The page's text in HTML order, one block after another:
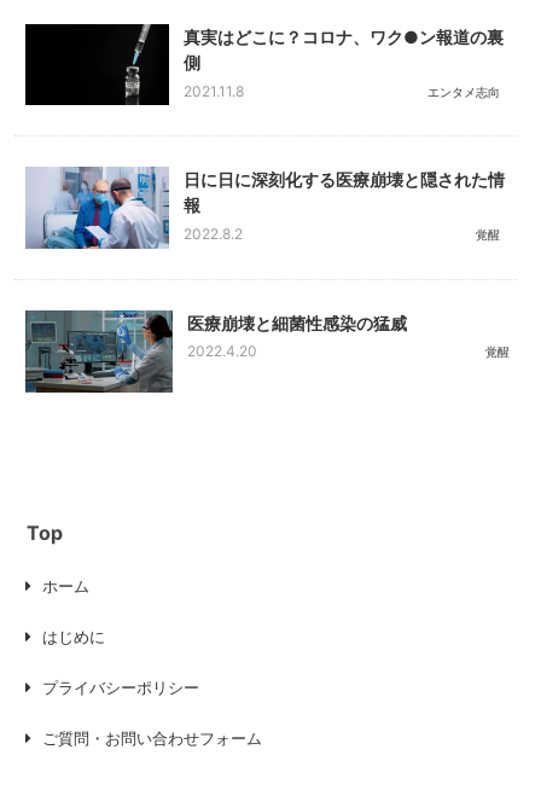
真実はどこに？コロナ、ワク●ン報道の裏
側
2021.11.8 エンタメ志向
日に日に深刻化する医療崩壊と隠された情
報
2022.8.2 覚醒
医療崩壊と細菌性感染の猛威
2022.4.20 覚醒
Top
ホーム
はじめに
プライバシーポリシー
ご質問・お問い合わせフォーム